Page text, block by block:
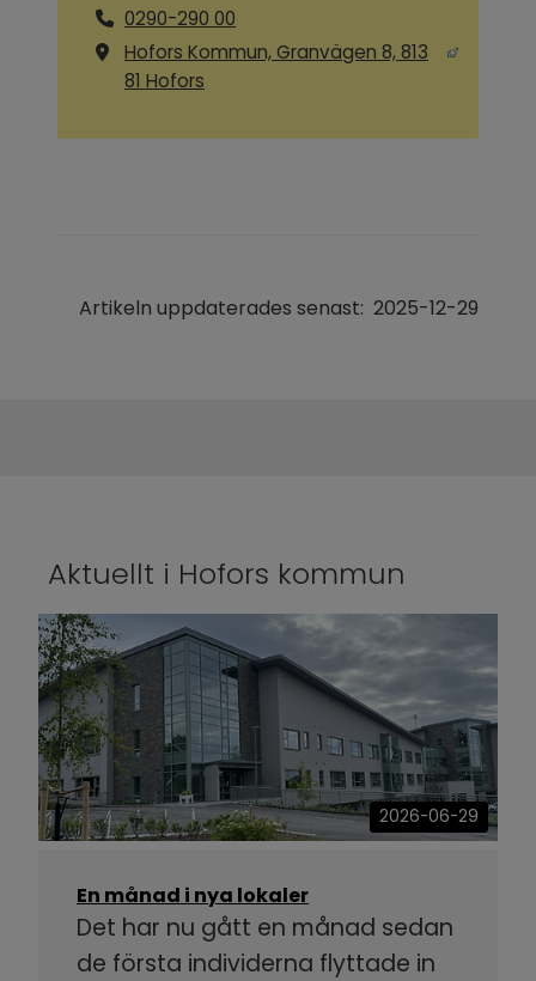
0290-290 00
Hofors Kommun, Granvägen 8, 813
81 Hofors
Artikeln uppdaterades senast: 2025-12-29
Aktuellt i Hofors kommun
2026-06-29
En månad i nya lokaler
Det har nu gått en månad sedan
de första individerna flyttade in